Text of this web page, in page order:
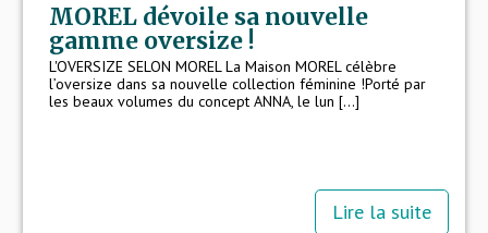
MOREL dévoile sa nouvelle
gamme oversize !
L'OVERSIZE SELON MOREL La Maison MOREL célèbre
l’oversize dans sa nouvelle collection féminine !Porté par
les beaux volumes du concept ANNA, le lun [...]
Lire la suite